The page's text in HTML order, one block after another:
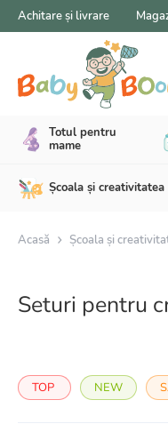
Achitare și livrare
Totul pentru
mame
Școala și creativitatea
Acasă Școala și
Seturi pentru
TOP NEW